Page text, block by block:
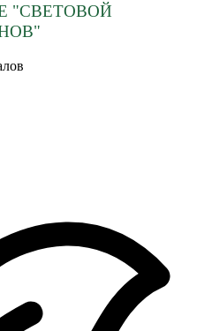
"СВЕТОВОЙ